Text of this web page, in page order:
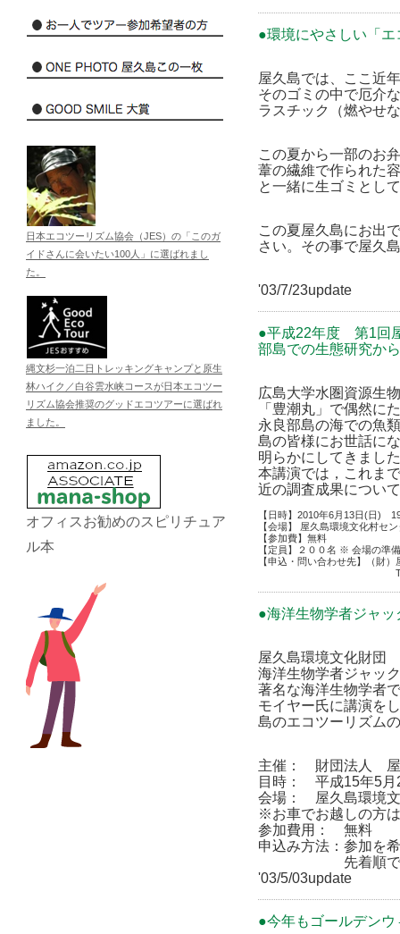
●環境にやさしい「
屋久島では、ここ近
そのゴミの中で厄介
ラスチック（燃やせ
この夏から一部のお
葦の繊維で作られた
と一緒に生ゴミとし
この夏屋久島にお出
さい。その事で屋久
'03/7/23update
●平成22年度 第1回
部島での生態研究か
広島大学水圏資源生
「豊潮丸」で偶然に
永良部島の海での魚
島の皆様にお世話に
明らかにしてきまし
本講演では，これま
近の調査成果につい
【日時】2010年6月13日(日)
【会場】 屋久島環境文化村セ
【参加費】無料
【定員】２００名 ※ 会場の準
【申込・問い合わせ先】（財
TEL/0997-42-
●海洋生物学者ジャ
屋久島環境文化財団
海洋生物学者ジャッ
著名な海洋生物学者
モイヤー氏に講演を
島のエコツーリズム
主催： 財団法人 屋
目時： 平成15年5
会場： 屋久島環境
※お車でお越しの方
参加費用： 無料
申込み方法：参加を
先着順で受
'03/5/03update
●今年もゴールデン
日本エコツーリズム協会（JES）の「このガ
イドさんに会いたい100人」に選ばれまし
た。
縄文杉一泊二日トレッキングキャンプと原生
林ハイク／白谷雲水峡コースが日本エコツー
リズム協会推奨のグッドエコツアーに選ばれ
ました。
オフィスお勧めのスピリチュア
ル本